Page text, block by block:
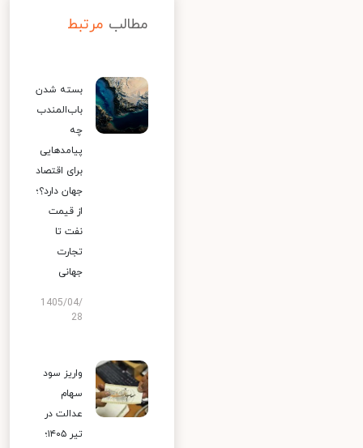
مطالب مرتبط
بسته شدن
باب‌المندب
چه
پیامدهایی
برای اقتصاد
جهان دارد؟؛
از قیمت
نفت تا
تجارت
جهانی
1405/04/
28
واریز سود
سهام
عدالت در
تیر ۱۴۰۵؛